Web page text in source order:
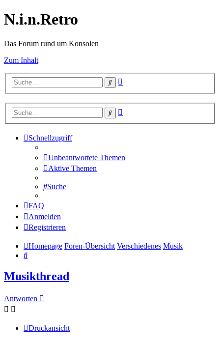
N.i.n.Retro
Das Forum rund um Konsolen
Zum Inhalt
Suche
Suche
Schnellzugriff
Unbeantwortete Themen
Aktive Themen
Suche
FAQ
Anmelden
Registrieren
Homepage Foren-Übersicht Verschiedenes Musik
Suche
Musikthread
Antworten
Druckansicht